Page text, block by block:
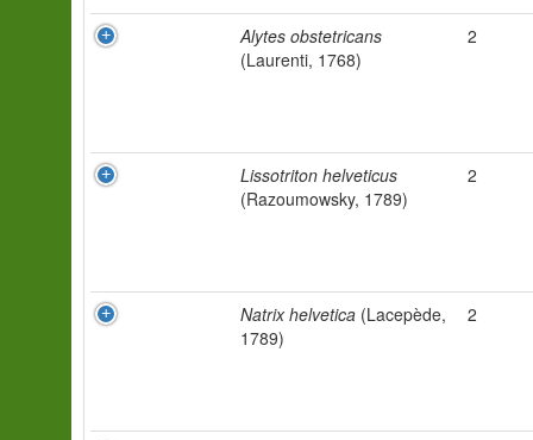
Alytes obstetricans
(Laurenti, 1768)
2
Lissotriton helveticus
(Razoumowsky, 1789)
2
Natrix helvetica (Lacepède,
1789)
2